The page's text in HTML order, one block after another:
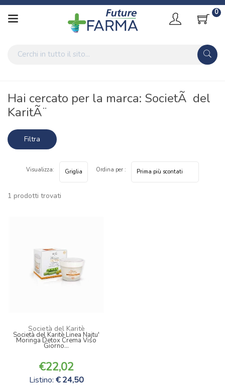
0
Home Marche parafarmaci SocietÃ del KaritÃ¨
Hai cercato per la marca: SocietÃ del
KaritÃ¨
Filtra
1 prodotti trovati
Visualizza: Ordina per :
Società del Karitè
Società del Karitè Linea Najtu'
Moringa Detox Crema Viso
Giorno...
22,02
Listino: 24,50